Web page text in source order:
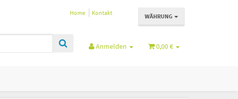
WÄHRUNG
Home Kontakt
Anmelden 0,00 €